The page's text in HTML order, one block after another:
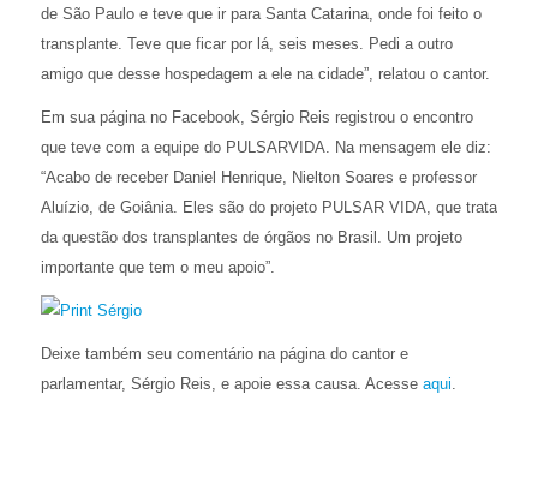
de São Paulo e teve que ir para Santa Catarina, onde foi feito o
transplante. Teve que ficar por lá, seis meses. Pedi a outro
amigo que desse hospedagem a ele na cidade”, relatou o cantor.
Em sua página no Facebook, Sérgio Reis registrou o encontro
que teve com a equipe do PULSARVIDA. Na mensagem ele diz:
“Acabo de receber Daniel Henrique, Nielton Soares e professor
Aluízio, de Goiânia. Eles são do projeto PULSAR VIDA, que trata
da questão dos transplantes de órgãos no Brasil. Um projeto
importante que tem o meu apoio”.
Deixe também seu comentário na página do cantor e
parlamentar, Sérgio Reis, e apoie essa causa. Acesse aqui.